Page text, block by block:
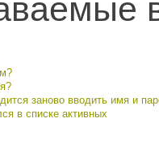
заново вводить имя и
в списке активных